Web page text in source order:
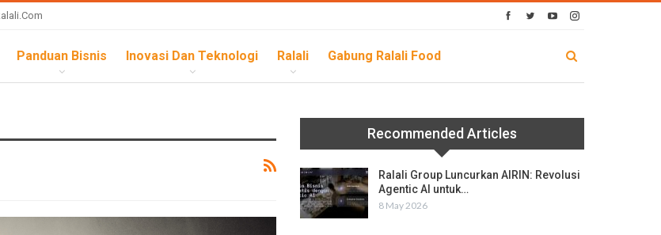
Panduan Bisnis Inovasi Dan Teknologi Ralali Gabung Ralali Food
Recommended Articles
Ralali Group Luncurkan AIRIN: Revolusi
Agentic AI untuk…
8 May 2026